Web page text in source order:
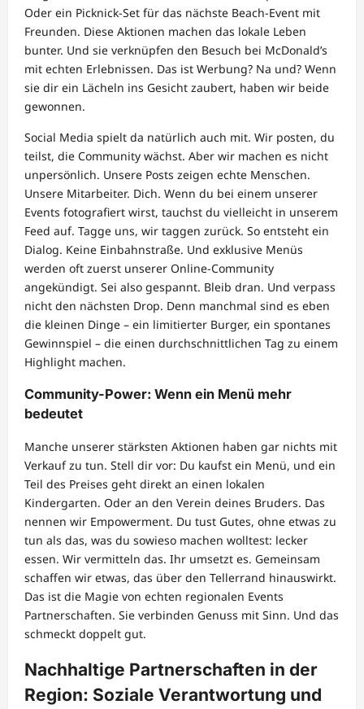
Oder ein Picknick-Set für das nächste Beach-Event mit
Freunden. Diese Aktionen machen das lokale Leben
bunter. Und sie verknüpfen den Besuch bei McDonald’s
mit echten Erlebnissen. Das ist Werbung? Na und? Wenn
sie dir ein Lächeln ins Gesicht zaubert, haben wir beide
gewonnen.
Social Media spielt da natürlich auch mit. Wir posten, du
teilst, die Community wächst. Aber wir machen es nicht
unpersönlich. Unsere Posts zeigen echte Menschen.
Unsere Mitarbeiter. Dich. Wenn du bei einem unserer
Events fotografiert wirst, tauchst du vielleicht in unserem
Feed auf. Tagge uns, wir taggen zurück. So entsteht ein
Dialog. Keine Einbahnstraße. Und exklusive Menüs
werden oft zuerst unserer Online-Community
angekündigt. Sei also gespannt. Bleib dran. Und verpass
nicht den nächsten Drop. Denn manchmal sind es eben
die kleinen Dinge – ein limitierter Burger, ein spontanes
Gewinnspiel – die einen durchschnittlichen Tag zu einem
Highlight machen.
Community-Power: Wenn ein Menü mehr
bedeutet
Manche unserer stärksten Aktionen haben gar nichts mit
Verkauf zu tun. Stell dir vor: Du kaufst ein Menü, und ein
Teil des Preises geht direkt an einen lokalen
Kindergarten. Oder an den Verein deines Bruders. Das
nennen wir Empowerment. Du tust Gutes, ohne etwas zu
tun als das, was du sowieso machen wolltest: lecker
essen. Wir vermitteln das. Ihr umsetzt es. Gemeinsam
schaffen wir etwas, das über den Tellerrand hinauswirkt.
Das ist die Magie von echten regionalen Events
Partnerschaften. Sie verbinden Genuss mit Sinn. Und das
schmeckt doppelt gut.
Nachhaltige Partnerschaften in der
Region: Soziale Verantwortung und